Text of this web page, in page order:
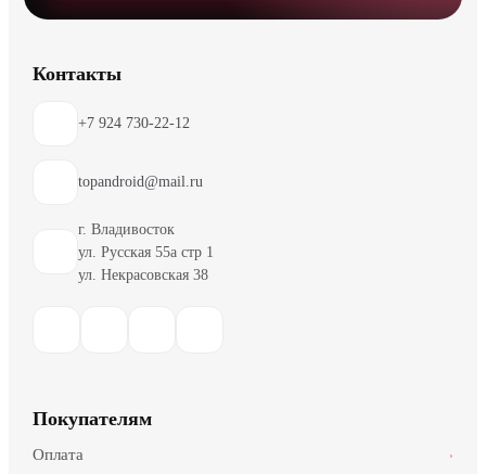
Контакты
+7 924 730-22-12
topandroid@mail.ru
г. Владивосток
ул. Русская 55а стр 1
ул. Некрасовская 38
Покупателям
Оплата ›